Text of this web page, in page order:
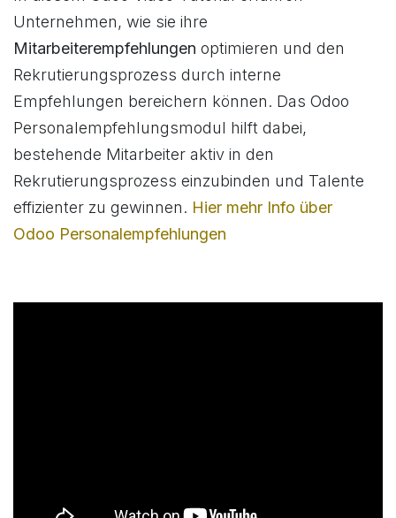
Unternehmen, wie sie ihre
Mitarbeiterempfehlungen optimieren und den
Rekrutierungsprozess durch interne
Empfehlungen bereichern können. Das Odoo
Personalempfehlungsmodul hilft dabei,
bestehende Mitarbeiter aktiv in den
Rekrutierungsprozess einzubinden und Talente
effizienter zu gewinnen. Hier mehr Info über
Odoo Personalempfehlungen